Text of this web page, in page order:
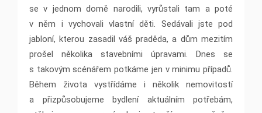
se v jednom domě narodili, vyrůstali tam a poté
v něm i vychovali vlastní děti. Sedávali jste pod
jabloní, kterou zasadil váš praděda, a dům mezitím
prošel několika stavebními úpravami. Dnes se
s takovým scénářem potkáme jen v minimu případů.
Během života vystřídáme i několik nemovitostí
a přizpůsobujeme bydlení aktuálním potřebám,